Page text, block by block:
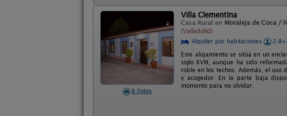
8 Fotos
Villa Clementina
Casa Rural en Moraleja de Coca /
(Valladolid)
Alquiler por habitaciones 2-
Este alojamiento se sitúa en un
siglo XVIII, aunque ha sido
roble en los techos. Además, el uso
y acogedor. En la parte baja
momento para no olvidar.